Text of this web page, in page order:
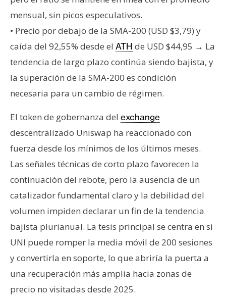
R
c
u
r
s
s
C
o
n
a
c
t
o
P
u
b
mensual, sin picos especulativos.
• Precio por debajo de la SMA-200 (USD $3,79) y
caída del 92,55% desde el ATH de USD $44,95 → La
tendencia de largo plazo continúa siendo bajista, y
la superación de la SMA-200 es condición
necesaria para un cambio de régimen.
El token de gobernanza del exchange
descentralizado Uniswap ha reaccionado con
fuerza desde los mínimos de los últimos meses.
Las señales técnicas de corto plazo favorecen la
continuación del rebote, pero la ausencia de un
catalizador fundamental claro y la debilidad del
volumen impiden declarar un fin de la tendencia
bajista plurianual. La tesis principal se centra en si
UNI puede romper la media móvil de 200 sesiones
y convertirla en soporte, lo que abriría la puerta a
una recuperación más amplia hacia zonas de
precio no visitadas desde 2025.